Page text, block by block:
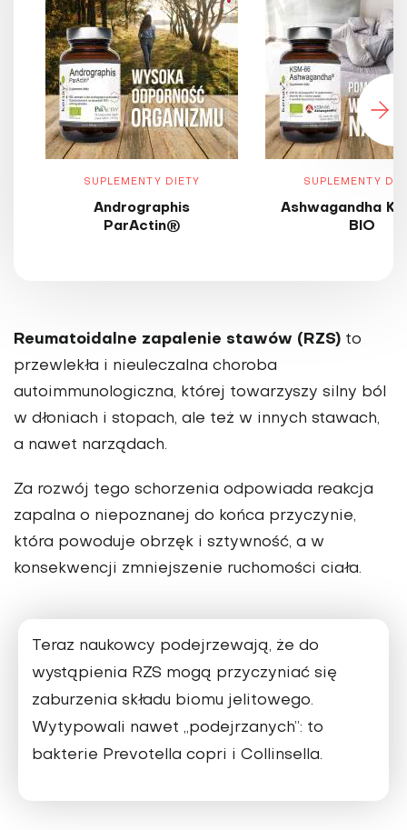
SUPLEMENTY DIETY
Andrographis
ParActin®
SUPLEMENTY
Ashwagandha
BIO
Reumatoidalne zapalenie stawów (RZS) to
przewlekła i nieuleczalna choroba
autoimmunologiczna, której towarzyszy silny ból
w dłoniach i stopach, ale też w innych stawach,
a nawet narządach.
Za rozwój tego schorzenia odpowiada reakcja
zapalna o niepoznanej do końca przyczynie,
która powoduje obrzęk i sztywność, a w
konsekwencji zmniejszenie ruchomości ciała.
Teraz naukowcy podejrzewają, że do
wystąpienia RZS mogą przyczyniać się
zaburzenia składu biomu jelitowego.
Wytypowali nawet „podejrzanych”: to
bakterie Prevotella copri i Collinsella.